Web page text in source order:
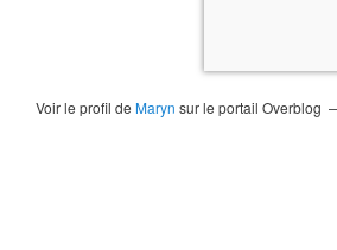
Voir le profil de Maryn sur le portail Overblog